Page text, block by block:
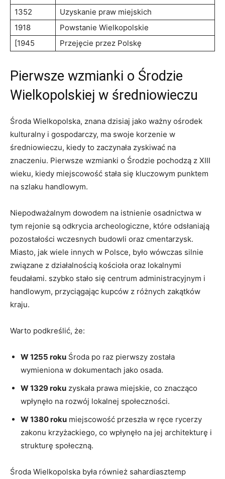
1352
Uzyskanie praw miejskich
1918
Powstanie Wielkopolskie
[1945
Przejęcie przez Polskę
Pierwsze wzmianki o Środzie
Wielkopolskiej w średniowieczu
Środa Wielkopolska, znana dzisiaj jako ważny ośrodek
kulturalny i gospodarczy, ma swoje korzenie w
średniowieczu, kiedy to zaczynała zyskiwać na
znaczeniu. Pierwsze wzmianki o Środzie pochodzą z XIII
wieku, kiedy miejscowość stała się kluczowym punktem
na szlaku handlowym.
Niepodważalnym dowodem na istnienie osadnictwa w
tym rejonie są odkrycia archeologiczne, które odsłaniają
pozostałości wczesnych budowli oraz cmentarzysk.
Miasto, jak wiele innych w Polsce, było wówczas silnie
związane z działalnością kościoła oraz lokalnymi
feudałami. szybko stało się centrum administracyjnym i
handlowym, przyciągając kupców z różnych zakątków
kraju.
Warto podkreślić, że:
W 1255 roku Środa po raz pierwszy została
wymieniona w dokumentach jako osada.
W 1329 roku zyskała prawa miejskie, co znacząco
wpłynęło na rozwój lokalnej społeczności.
W 1380 roku miejscowość przeszła w ręce rycerzy
zakonu krzyżackiego, co wpłynęło na jej architekturę i
strukturę społeczną.
Środa Wielkopolska była również sahardiasztemp